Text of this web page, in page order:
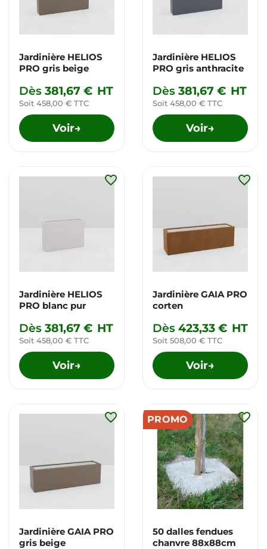
Jardinière HELIOS
PRO gris beige
Dès 381,67 € HT
Soit 458,00 € TTC
Voir→
Jardinière HELIOS
PRO gris anthracite
Dès 381,67 € HT
Soit 458,00 € TTC
Voir→
Jardinière HELIOS
PRO blanc pur
Dès 381,67 € HT
Soit 458,00 € TTC
Voir→
favorite_border
Jardinière GAIA PRO
corten
Dès 423,33 € HT
Soit 508,00 € TTC
Voir→
favorite_border
Jardinière GAIA PRO
gris beige
favorite_border PROMO
50 dalles fendues
chanvre 88x88cm
favorite_border